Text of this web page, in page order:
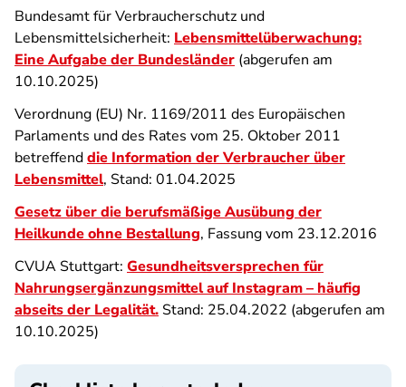
Bundesamt für Verbraucherschutz und
Lebensmittelsicherheit: Lebensmittelüberwachung:
Eine Aufgabe der Bundesländer (abgerufen am
10.10.2025)
Verordnung (EU) Nr. 1169/2011 des Europäischen
Parlaments und des Rates vom 25. Oktober 2011
betreffenddie Information der Verbraucher über
Lebensmittel, Stand: 01.04.2025
Gesetz über die berufsmäßige Ausübung der
Heilkunde ohne Bestallung, Fassung vom 23.12.2016
CVUA Stuttgart: Gesundheitsversprechen für
Nahrungsergänzungsmittel auf Instagram – häufig
abseits der Legalität. Stand: 25.04.2022 (abgerufen am
10.10.2025)